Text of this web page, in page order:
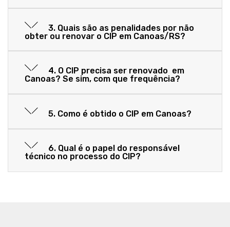
3. Quais são as penalidades por não
obter ou renovar o CIP em Canoas/RS?
4. O CIP precisa ser renovado em
Canoas? Se sim, com que frequência?
5. Como é obtido o CIP em Canoas?
6. Qual é o papel do responsável
técnico no processo do CIP?